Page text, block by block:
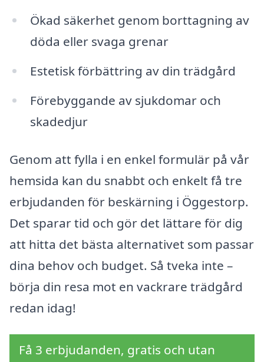
Ökad säkerhet genom borttagning av
döda eller svaga grenar
Estetisk förbättring av din trädgård
Förebyggande av sjukdomar och
skadedjur
Genom att fylla i en enkel formulär på vår
hemsida kan du snabbt och enkelt få tre
erbjudanden för beskärning i Öggestorp.
Det sparar tid och gör det lättare för dig
att hitta det bästa alternativet som passar
dina behov och budget. Så tveka inte –
börja din resa mot en vackrare trädgård
redan idag!
Få 3 erbjudanden, gratis och utan